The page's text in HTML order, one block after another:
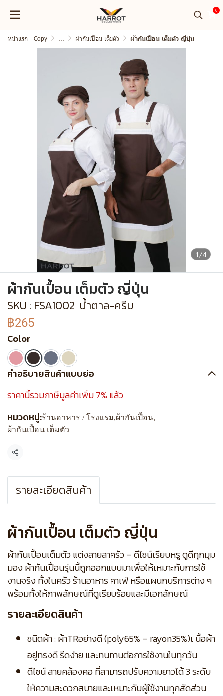
0
หน้าแรก - Copy ... ผ้ากันเปื้อน เต็มตัว ผ้ากันเปื้อน เต็มตัว ญี่ปุ่น
1/4
ผ้ากันเปื้อน เต็มตัว ญี่ปุ่น
SKU : FSA1002 น้ำตาล-ครีม
฿265
Color
คำอธิบายสินค้าแบบย่อ
ราคานี้รวมภาษีมูลค่าเพิ่ม 7% แล้ว
หมวดหมู่:ร้านอาหาร / โรงแรม,ผ้ากันเปื้อน,
ผ้ากันเปื้อน เต็มตัว
แชร์
รายละเอียดสินค้า
ผ้ากันเปื้อน เต็มตัว ญี่ปุ่น
ผ้ากันเปื้อนเต็มตัว แต่งลายลาครัว – ดีไซน์เรียบหรู ดูดีทุกมุม
มอง ผ้ากันเปื้อนรุ่นนี้ถูกออกแบบมาเพื่อให้เหมาะกับการใช้
งานจริง ทั้งในครัว ร้านอาหาร คาเฟ่ หรือแผนกบริการต่าง ๆ
พร้อมทั้งให้ภาพลักษณ์ที่ดูเรียบร้อยและมีเอกลักษณ์
รายละเอียดสินค้า
ชนิดผ้า : ผ้าTRอย่างดี (poly65% – rayon35%)เ นื้อผ้า
อยู่ทรงดี รีดง่าย และทนทานต่อการใช้งานในทุกวัน
ดีไซน์ สายคล้องคอ ที่สามารถปรับความยาวได้ 3 ระดับ
ให้ความสะดวกสบายและเหมาะกับผู้ใช้งานทุกสัดส่วน